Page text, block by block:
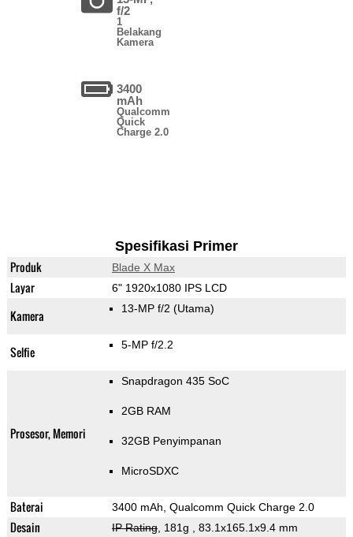
f/2
1
Belakang
Kamera
3400
mAh
Qualcomm
Quick
Charge 2.0
Spesifikasi Primer
Produk Blade X Max
Layar 6" 1920x1080 IPS LCD
Kamera 13-MP f/2 (Utama)
Selfie 5-MP f/2.2
Prosesor, Memori
Snapdragon 435 SoC
2GB RAM
32GB Penyimpanan
MicroSDXC
Baterai 3400 mAh, Qualcomm Quick Charge 2.0
Desain IP Rating, 181g , 83.1x165.1x9.4 mm